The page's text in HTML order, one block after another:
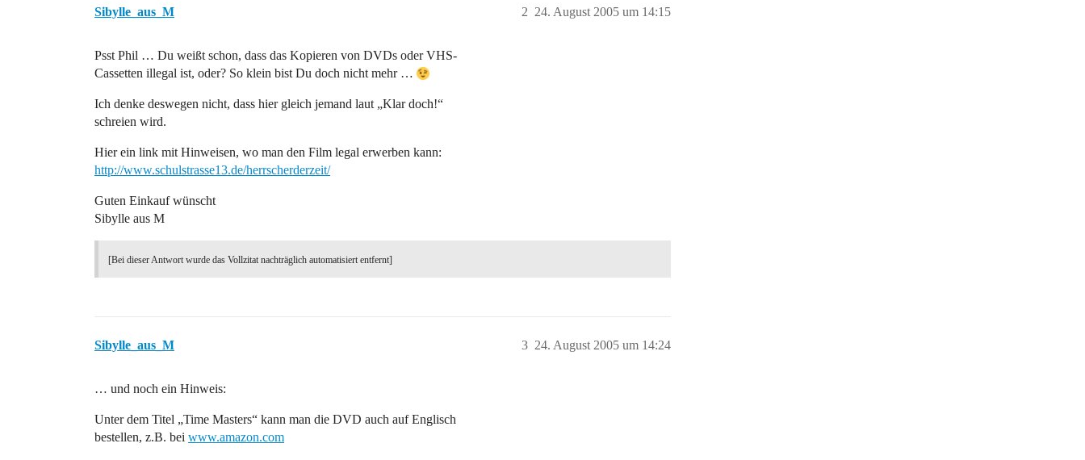
Sibylle_aus_M 24. August 2005 um 14:15
2
Psst Phil … Du weißt schon, dass das Kopieren von DVDs oder VHS-
Cassetten illegal ist, oder? So klein bist Du doch nicht mehr …
Ich denke deswegen nicht, dass hier gleich jemand laut „Klar doch!“
schreien wird.
Hier ein link mit Hinweisen, wo man den Film legal erwerben kann:
http://www.schulstrasse13.de/herrscherderzeit/
Guten Einkauf wünscht
Sibylle aus M
[Bei dieser Antwort wurde das Vollzitat nachträglich automatisiert entfernt]
Sibylle_aus_M 24. August 2005 um 14:24
3
… und noch ein Hinweis:
Unter dem Titel „Time Masters“ kann man die DVD auch auf Englisch
bestellen, z.B. bei www.amazon.com